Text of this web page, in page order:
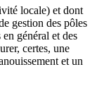
locale) et dont
gestion des pôles
général et des
certes, une
et un